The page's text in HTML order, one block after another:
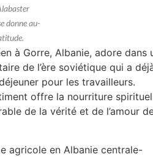
donne au-
à Gorre, Albanie, adore dans
de l’ère soviétique qui a
pour les travailleurs.
offre la nourriture
de la vérité et de l’amour
agricole en Albanie centrale-